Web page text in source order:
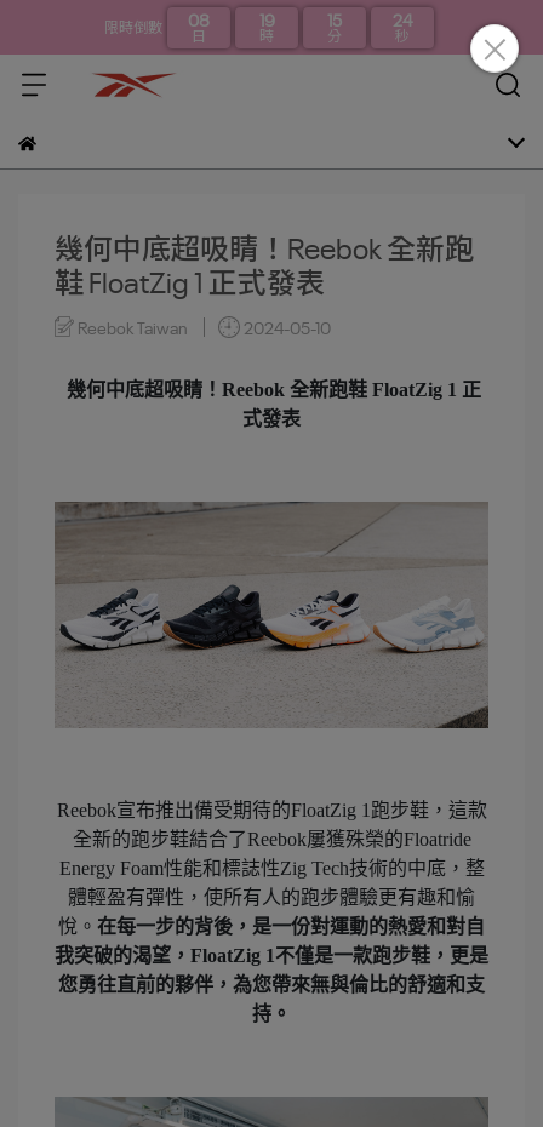
限時倒數 08
日
19
時
15
分
23
秒
幾何中底超吸睛！Reebok 全新跑
鞋 FloatZig 1 正式發表
Reebok Taiwan 2024-05-10
幾何中底超吸睛！Reebok 全新跑鞋 FloatZig 1 正
式發表
Reebok宣布推出備受期待的FloatZig 1跑步鞋，這款
全新的跑步鞋結合了Reebok屢獲殊榮的Floatride
Energy Foam性能和標誌性Zig Tech技術的中底，整
體輕盈有彈性，使所有人的跑步體驗更有趣和愉
悅。 在每一步的背後，是一份對運動的熱愛和對自
我突破的渴望，FloatZig 1不僅是一款跑步鞋，更是
您勇往直前的夥伴，為您帶來無與倫比的舒適和支
持。